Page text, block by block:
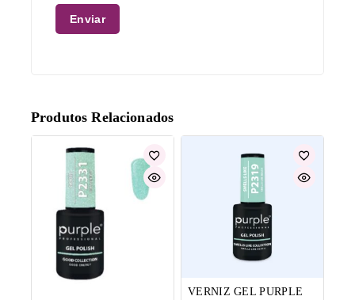
Produtos Relacionados
VERNIZ GEL PURPLE